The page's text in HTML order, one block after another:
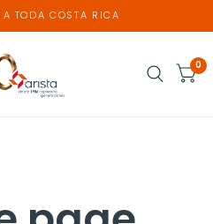
TODA COSTA RICA
0